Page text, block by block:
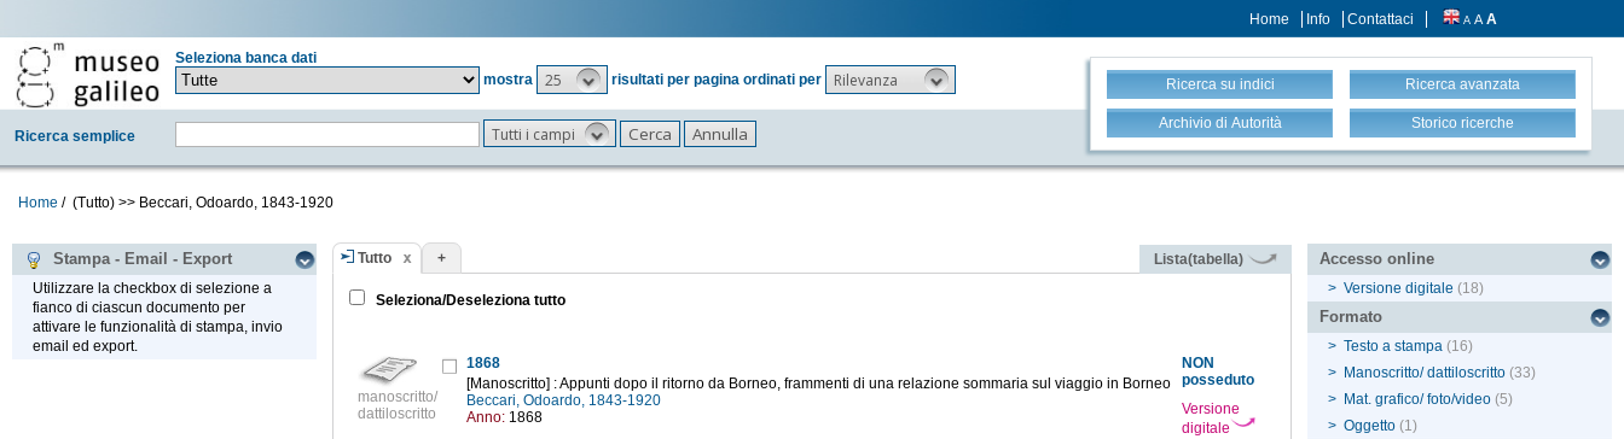
Home Info Contattaci A A A
Seleziona banca dati
mostra
25 risultati per pagina ordinati per Rilevanza
Ricerca semplice Tutti i campi
Ricerca su indici Ricerca avanzata
Archivio di Autorità Storico ricerche
Home / (Tutto) >> Beccari, Odoardo, 1843-1920
Stampa - Email - Export
Utilizzare la checkbox di selezione a
fianco di ciascun documento per
attivare le funzionalità di stampa, invio
email ed export.
Tutto + Lista(tabella)
Seleziona/Deseleziona tutto
manoscritto/
dattiloscritto
NON
posseduto
Versione
digitale
1868
[Manoscritto] : Appunti dopo il ritorno da Borneo, frammenti di una relazione sommaria sul viaggio in Borneo
Beccari, Odoardo, 1843-1920
Anno: 1868
Accesso online
> Versione digitale (18)
Formato
> Testo a stampa (16)
> Manoscritto/ dattiloscritto (33)
> Mat. grafico/ foto/video (5)
> Oggetto (1)